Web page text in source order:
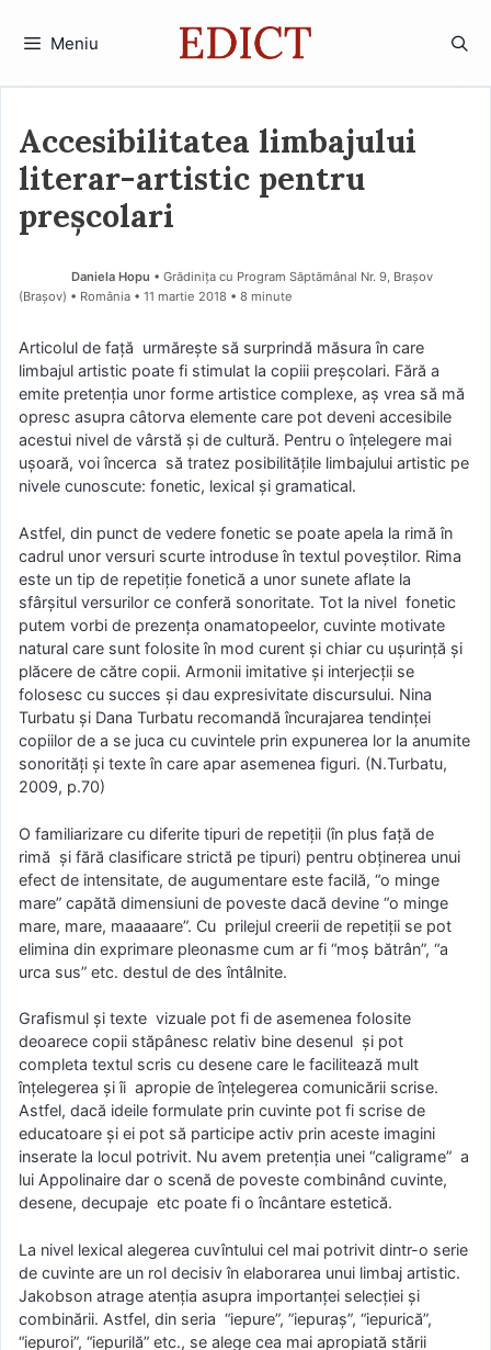
Meniu
Accesibilitatea limbajului
literar-artistic pentru
preşcolari
Daniela Hopu • Grădinița cu Program Săptămânal Nr. 9, Brașov
(Braşov) • România
11 martie 2018 • 8 minute
Articolul de faţă urmăreşte să surprindă măsura în care
limbajul artistic poate fi stimulat la copiii preşcolari. Fără a
emite pretenţia unor forme artistice complexe, aș vrea să mă
opresc asupra câtorva elemente care pot deveni accesibile
acestui nivel de vârstă şi de cultură. Pentru o înţelegere mai
uşoară, voi încerca să tratez posibilităţile limbajului artistic pe
nivele cunoscute: fonetic, lexical şi gramatical.
Astfel, din punct de vedere fonetic se poate apela la rimă în
cadrul unor versuri scurte introduse în textul poveştilor. Rima
este un tip de repetiţie fonetică a unor sunete aflate la
sfârşitul versurilor ce conferă sonoritate. Tot la nivel fonetic
putem vorbi de prezenţa onamatopeelor, cuvinte motivate
natural care sunt folosite în mod curent şi chiar cu uşurinţă şi
plăcere de către copii. Armonii imitative şi interjecţii se
folosesc cu succes şi dau expresivitate discursului. Nina
Turbatu şi Dana Turbatu recomandă încurajarea tendinţei
copiilor de a se juca cu cuvintele prin expunerea lor la anumite
sonorităţi şi texte în care apar asemenea figuri. (N.Turbatu,
2009, p.70)
O familiarizare cu diferite tipuri de repetiţii (în plus faţă de
rimă şi fără clasificare strictă pe tipuri) pentru obţinerea unui
efect de intensitate, de augumentare este facilă, “o minge
mare” capătă dimensiuni de poveste dacă devine “o minge
mare, mare, maaaaare”. Cu prilejul creerii de repetiţii se pot
elimina din exprimare pleonasme cum ar fi “moş bătrân”, “a
urca sus” etc. destul de des întâlnite.
Grafismul şi texte vizuale pot fi de asemenea folosite
deoarece copii stăpânesc relativ bine desenul şi pot
completa textul scris cu desene care le facilitează mult
înţelegerea şi îi apropie de înţelegerea comunicării scrise.
Astfel, dacă ideile formulate prin cuvinte pot fi scrise de
educatoare şi ei pot să participe activ prin aceste imagini
inserate la locul potrivit. Nu avem pretenţia unei “caligrame” a
lui Appolinaire dar o scenă de poveste combinând cuvinte,
desene, decupaje etc poate fi o încântare estetică.
La nivel lexical alegerea cuvîntului cel mai potrivit dintr-o serie
de cuvinte are un rol decisiv în elaborarea unui limbaj artistic.
Jakobson atrage atenţia asupra importanţei selecţiei şi
combinării. Astfel, din seria “iepure”, ”iepuraş”, “iepurică”,
“iepuroi”, “iepurilă” etc., se alege cea mai apropiată stării